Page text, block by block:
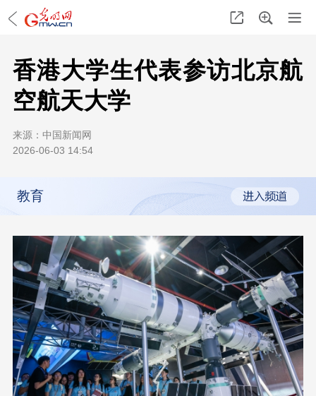
香港大学生代表参访北京航
空航天大学
来源： 中国新闻网
2026-06-03 14:54
教育